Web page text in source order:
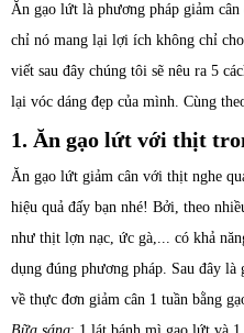
Ăn gạo lứt là phương pháp giảm
chỉ nó mang lại lợi ích không chỉ
viết sau đây chúng tôi sẽ nêu ra 5
lại vóc dáng đẹp của mình. Cùng
1. Ăn gạo lứt với thịt
Ăn gạo lứt giảm cân với thịt nghe
hiệu quả đấy bạn nhé! Bởi, theo
như thịt lợn nạc, ức gà,... có khả
dụng đúng phương pháp. Sau đây
về thực đơn giảm cân 1 tuần bằng